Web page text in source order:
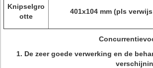
Knipselgro
otte
401x104 mm (pls
1. De zeer goede verwerking en de